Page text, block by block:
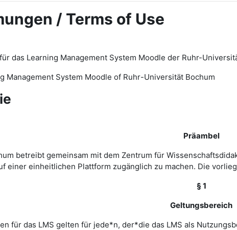
/ Terms of Use
das Learning Management System Moodle der Ruhr-
Management System Moodle of Ruhr-Universität Bochum
Präambel
betreibt gemeinsam mit dem Zentrum für
einer einheitlichen Plattform zugänglich zu machen. Die
§ 1
Geltungsbereich
für das LMS gelten für jede*n, der*die das LMS als